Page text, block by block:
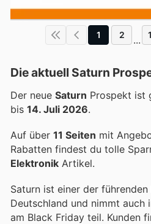
1 2 ...
Die aktuell Saturn
Der neue Saturn Prospekt ist
bis 14. Juli 2026.
Auf über 11 Seiten mit
Rabatten findest du tolle
Elektronik Artikel.
Saturn ist einer der
Deutschland und nimmt auch
am Black Friday teil. Kunden